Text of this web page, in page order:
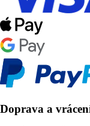
Doprava a